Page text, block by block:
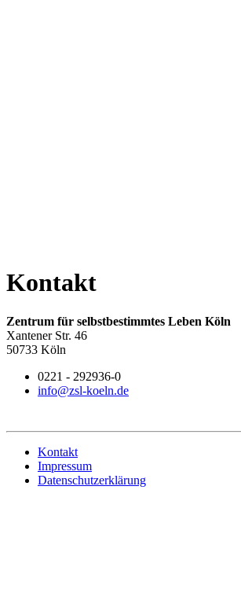
Kontakt
Zentrum für selbstbestimmtes Leben Köln
Xantener Str. 46
50733 Köln
0221 - 292936-0
info@zsl-koeln.de
Kontakt
Impressum
Datenschutzerklärung